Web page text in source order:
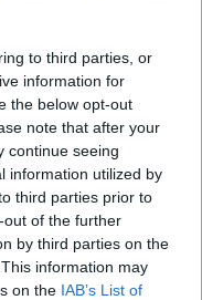
to third parties, or
information for
the below opt-out
note that after your
continue seeing
information utilized by
third parties prior to
of the further
by third parties on the
information may
on the IAB’s List of
Raggi